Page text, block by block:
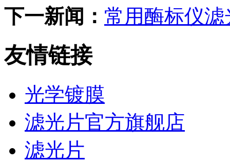
下一新闻： 常用酶标仪
友情链接
光学镀膜
滤光片官方旗舰店
滤光片